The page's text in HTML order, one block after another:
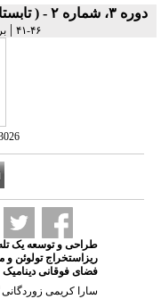
دوره ۳، شماره ۲ - ( تابستان ۱۳۹۵ )
۴۶-۴۱
|
ریزاستخراج تولوئن و
فضای فوقانی دینامیک
سارا کریمی زوردگانی